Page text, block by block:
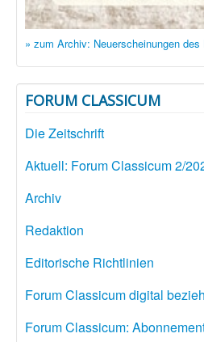
» zum Archiv: Neuerscheinungen des
FORUM CLASSICUM
Die Zeitschrift
Aktuell: Forum Classicum 2/
Archiv
Redaktion
Editorische Richtlinien
Forum Classicum digital
Forum Classicum: